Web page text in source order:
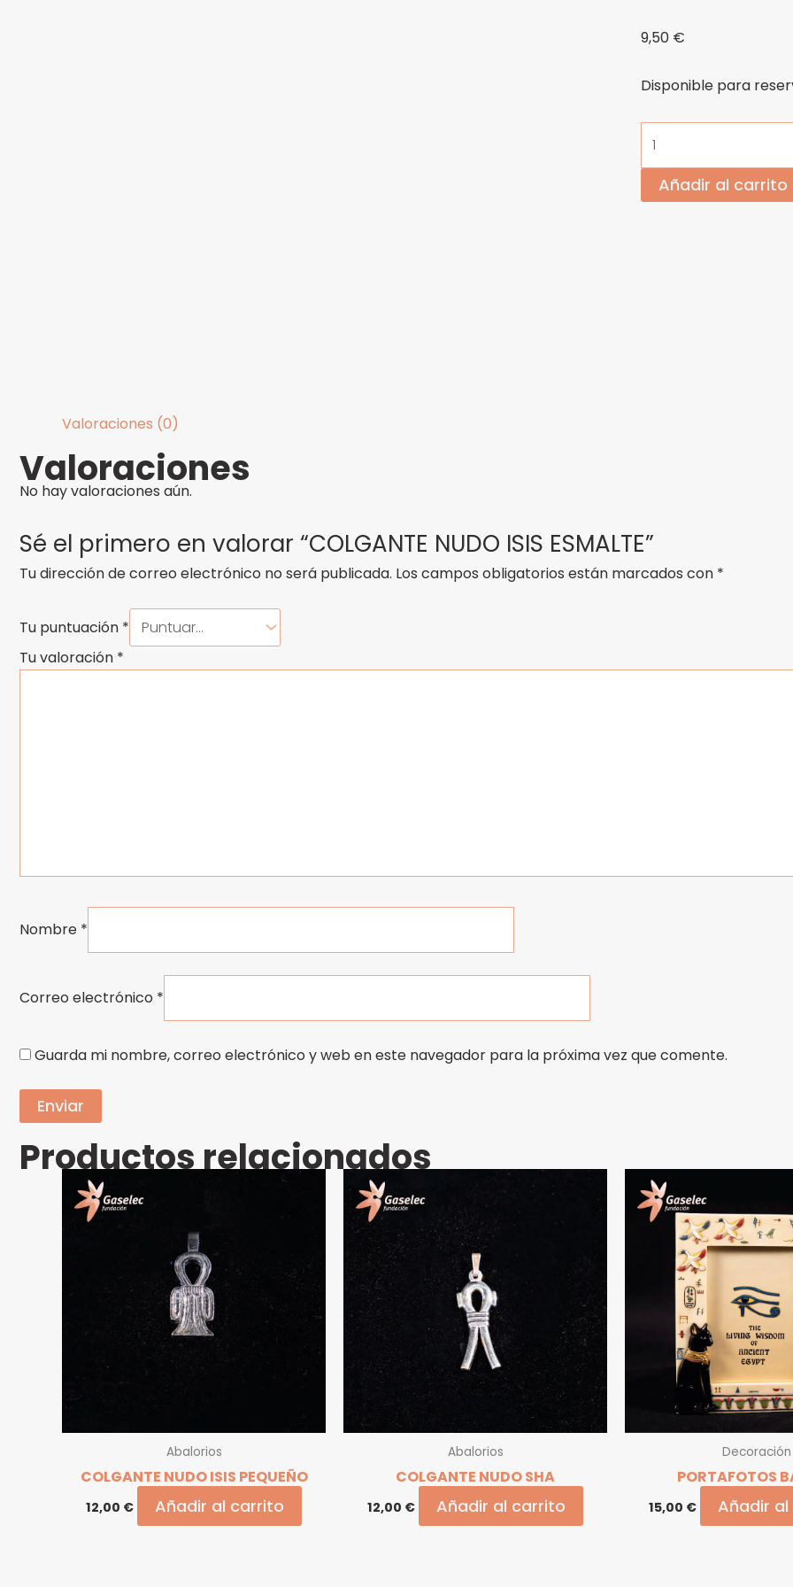
9,50 €
Disponible para
Añadir al carrito
Valoraciones (0)
Valoraciones
No hay valoraciones aún.
Sé el primero en valorar “COLGANTE NUDO ISIS ESMALTE”
Tu dirección de correo electrónico no será publicada. Los campos obligatorios están marcados con *
Tu puntuación *
Tu valoración *
Nombre *
Correo electrónico *
Guarda mi nombre, correo electrónico y web en este navegador para la próxima vez que comente.
Productos relacionados
Abalorios
COLGANTE NUDO ISIS PEQUEÑO
12,00 € Añadir al carrito
Abalorios
COLGANTE NUDO SHA
12,00 € Añadir al carrito
Decoración
PORTAFOTOS
15,00 € Añadir